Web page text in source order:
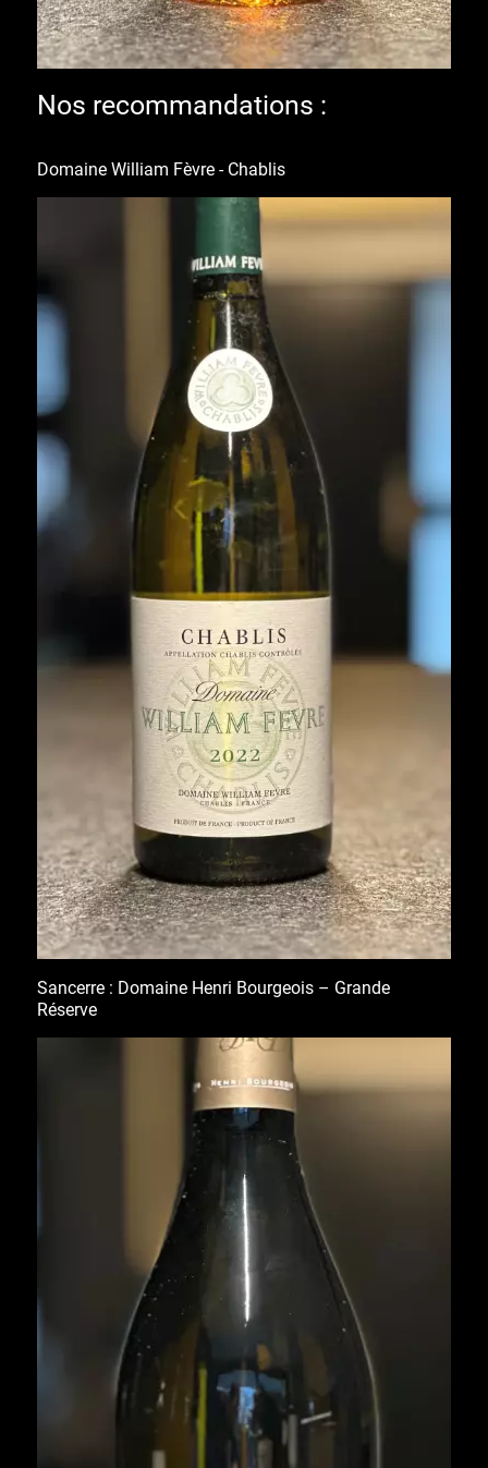
Nos recommandations :
Domaine William Fèvre - Chablis
Sancerre : Domaine Henri Bourgeois – Grande
Réserve